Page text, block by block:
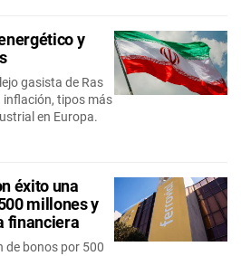
y
gasista de Ras
inflación, tipos más
en Europa.
éxito una
millones y
financiera
de bonos por 500